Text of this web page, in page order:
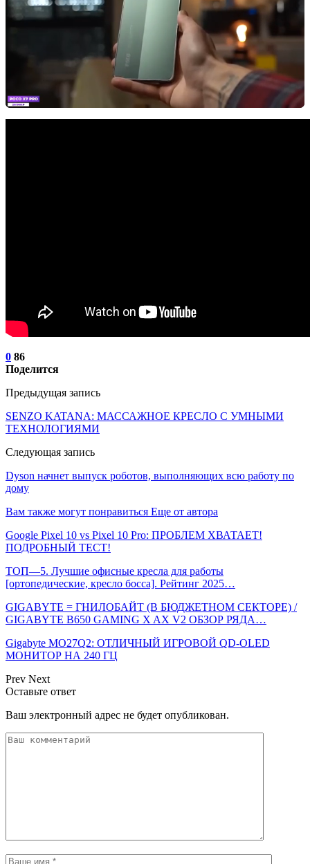
0 86
Поделится
Предыдущая запись
SENZO KATANA: МАССАЖНОЕ КРЕСЛО С УМНЫМИ
ТЕХНОЛОГИЯМИ
Следующая запись
Dyson начнет выпуск роботов, выполняющих всю работу по
дому
Вам также могут понравиться Еще от автора
Google Pixel 10 vs Pixel 10 Pro: ПРОБЛЕМ ХВАТАЕТ!
ПОДРОБНЫЙ ТЕСТ!
ТОП—5. Лучшие офисные кресла для работы
[ортопедические, кресло босса]. Рейтинг 2025…
GIGABYTE = ГНИЛОБАЙТ (В БЮДЖЕТНОМ СЕКТОРЕ) /
GIGABYTE B650 GAMING X AX V2 ОБЗОР РЯДА…
Gigabyte MO27Q2: ОТЛИЧНЫЙ ИГРОВОЙ QD-OLED
МОНИТОР НА 240 ГЦ
Prev Next
Оставьте ответ
Ваш электронный адрес не будет опубликован.